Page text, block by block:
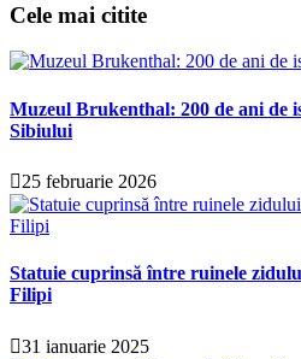
Cele mai citite
Muzeul Brukenthal: 200 de ani de
Sibiului
25 februarie 2026
Statuie cuprinsă între ruinele
Filipi
31 ianuarie 2025